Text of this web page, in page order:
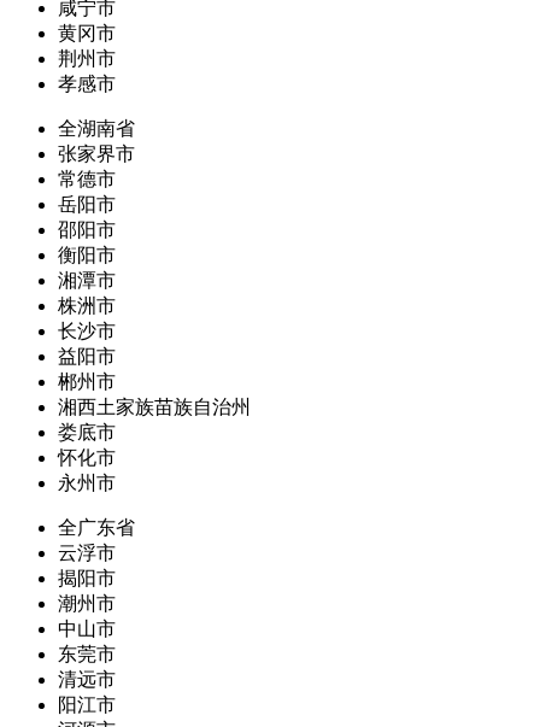
咸宁市
黄冈市
荆州市
孝感市
全湖南省
张家界市
常德市
岳阳市
邵阳市
衡阳市
湘潭市
株洲市
长沙市
益阳市
郴州市
湘西土家族苗族自治州
娄底市
怀化市
永州市
全广东省
云浮市
揭阳市
潮州市
中山市
东莞市
清远市
阳江市